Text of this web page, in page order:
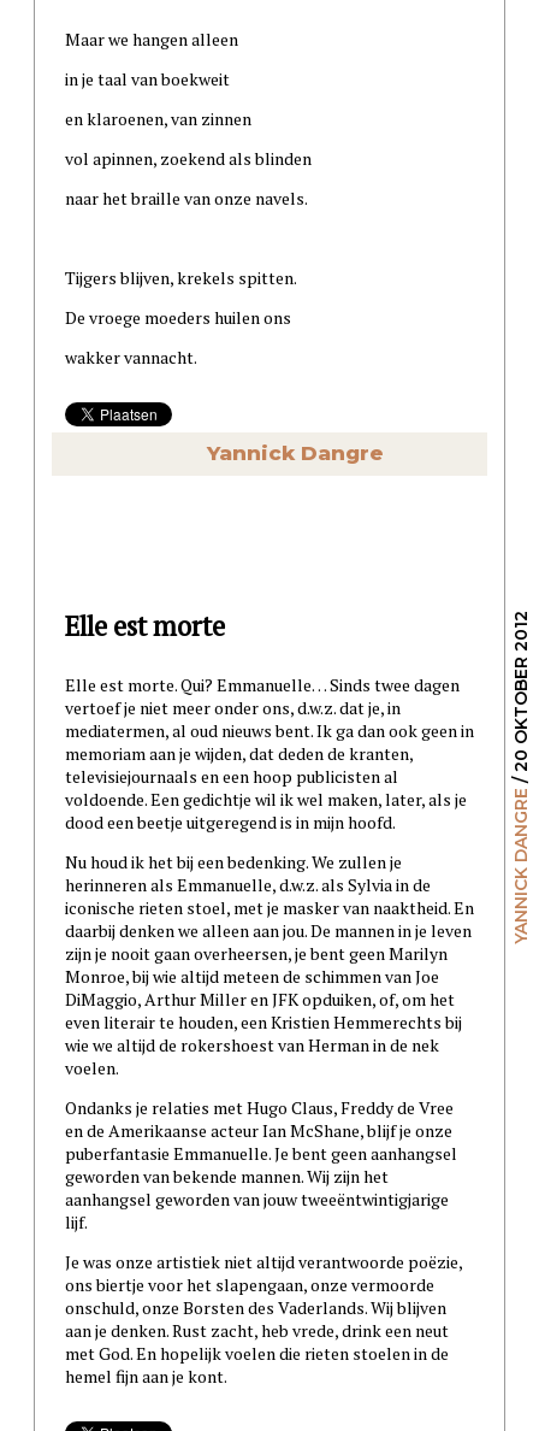
Maar we hangen alleen
in je taal van boekweit
en klaroenen, van zinnen
vol apinnen, zoekend als blinden
naar het braille van onze navels.
Tijgers blijven, krekels spitten.
De vroege moeders huilen ons
wakker vannacht.
Yannick Dangre
YANNICK DANGRE
/ 20 OKTOBER 2012
Elle est morte
Elle est morte. Qui? Emmanuelle… Sinds twee dagen
vertoef je niet meer onder ons, d.w.z. dat je, in
mediatermen, al oud nieuws bent. Ik ga dan ook geen in
memoriam aan je wijden, dat deden de kranten,
televisiejournaals en een hoop publicisten al
voldoende. Een gedichtje wil ik wel maken, later, als je
dood een beetje uitgeregend is in mijn hoofd.
Nu houd ik het bij een bedenking. We zullen je
herinneren als Emmanuelle, d.w.z. als Sylvia in de
iconische rieten stoel, met je masker van naaktheid. En
daarbij denken we alleen aan jou. De mannen in je leven
zijn je nooit gaan overheersen, je bent geen Marilyn
Monroe, bij wie altijd meteen de schimmen van Joe
DiMaggio, Arthur Miller en JFK opduiken, of, om het
even literair te houden, een Kristien Hemmerechts bij
wie we altijd de rokershoest van Herman in de nek
voelen.
Ondanks je relaties met Hugo Claus, Freddy de Vree
en de Amerikaanse acteur Ian McShane, blijf je onze
puberfantasie Emmanuelle. Je bent geen aanhangsel
geworden van bekende mannen. Wij zijn het
aanhangsel geworden van jouw tweeëntwintigjarige
lijf.
Je was onze artistiek niet altijd verantwoorde poëzie,
ons biertje voor het slapengaan, onze vermoorde
onschuld, onze Borsten des Vaderlands. Wij blijven
aan je denken. Rust zacht, heb vrede, drink een neut
met God. En hopelijk voelen die rieten stoelen in de
hemel fijn aan je kont.